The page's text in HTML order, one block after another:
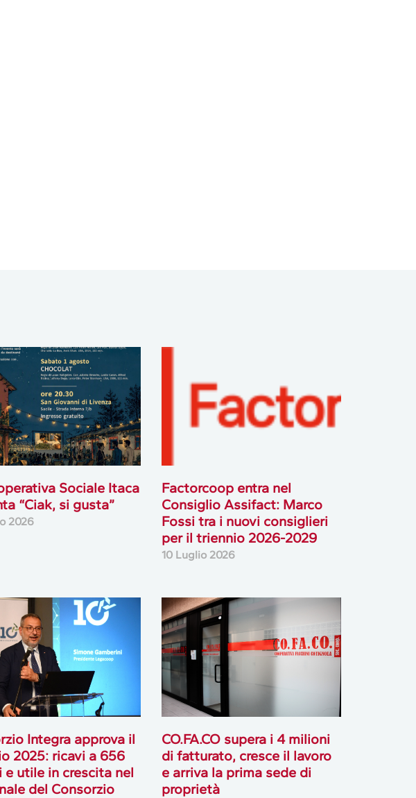
Sociale Itaca
“Ciak, si gusta”
2026
Factorcoop entra nel
Consiglio Assifact: Marco
Fossi tra i nuovi consiglieri
per il triennio 2026-2029
10 Luglio 2026
Integra approva il
2025: ricavi a 656
e utile in crescita nel
del Consorzio
CO.FA.CO supera i 4 milioni
di fatturato, cresce il lavoro
e arriva la prima sede di
proprietà